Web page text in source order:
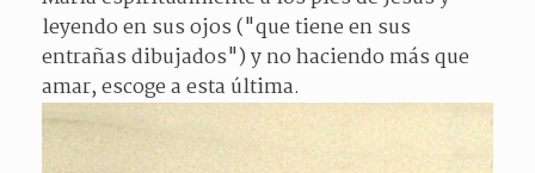
leyendo en sus ojos ("que tiene en sus
entrañas dibujados") y no haciendo más que
amar, escoge a esta última.